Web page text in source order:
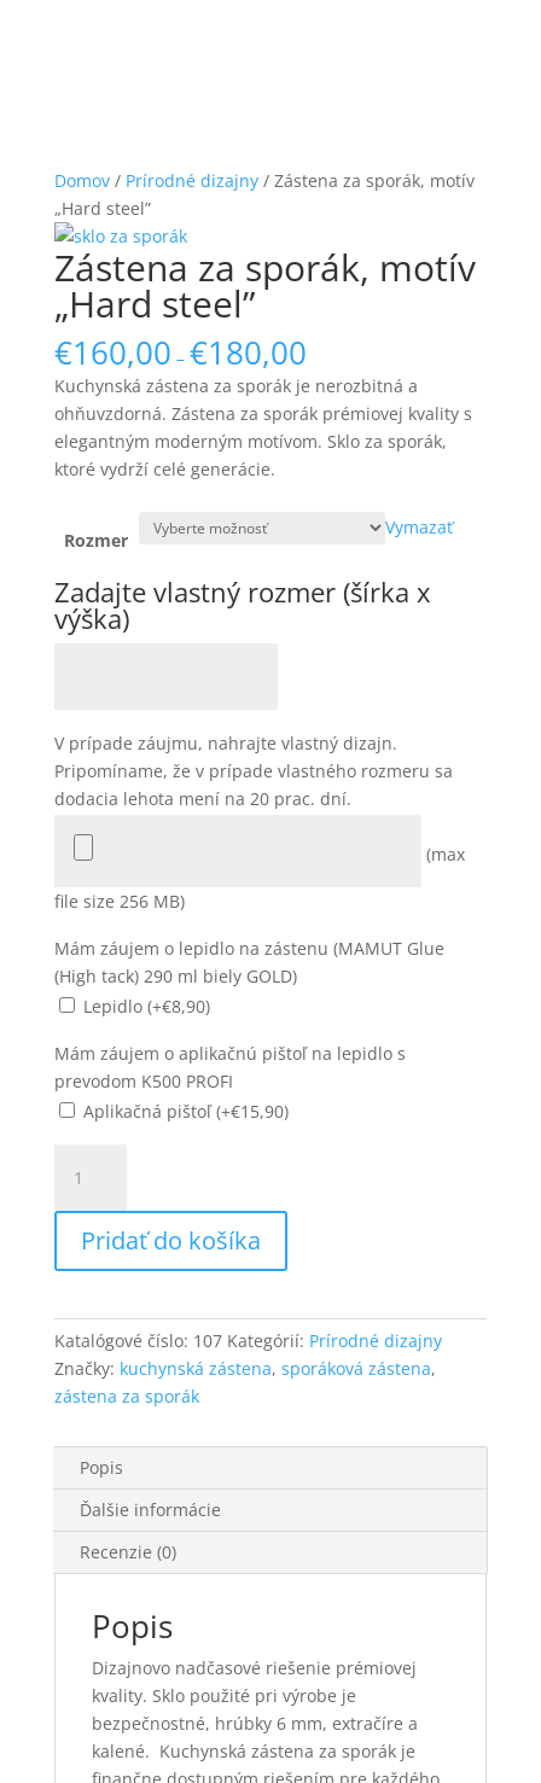
Domov/ Prírodné dizajny/ Zástena za sporák, motív
„Hard steel”
Zástena za sporák, motív
„Hard steel”
€160,00 – €180,00
Kuchynská zástena za sporák je nerozbitná a
ohňuvzdorná. Zástena za sporák prémiovej kvality s
elegantným moderným motívom. Sklo za sporák,
ktoré vydrží celé generácie.
Rozmer
Vymazať
Zadajte vlastný rozmer (šírka x
výška)
V prípade záujmu, nahrajte vlastný dizajn.
Pripomíname, že v prípade vlastného rozmeru sa
dodacia lehota mení na 20 prac. dní.
(max
file size 256 MB)
Mám záujem o lepidlo na zástenu (MAMUT Glue
(High tack) 290 ml biely GOLD)
Lepidlo (+€8,90)
Mám záujem o aplikačnú pištoľ na lepidlo s
prevodom K500 PROFI
Aplikačná pištoľ (+€15,90)
Zástena
za
sporák,
motív
steel”
Pridať do košíka
Katalógové číslo: 107 Kategórií: Prírodné dizajny
Značky: kuchynská zástena, sporáková zástena,
zástena za sporák
Popis
Ďalšie informácie
Recenzie (0)
Popis
Dizajnovo nadčasové riešenie prémiovej
kvality. Sklo použité pri výrobe je
bezpečnostné, hrúbky 6 mm, extračíre a
kalené. Kuchynská zástena za sporák je